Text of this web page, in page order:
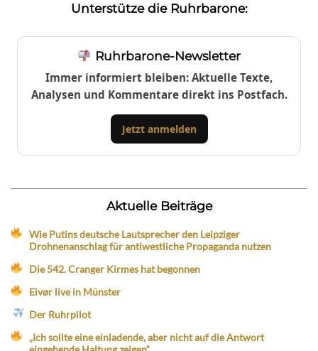
Unterstütze die Ruhrbarone:
Ruhrbarone-Newsletter
Immer informiert bleiben: Aktuelle Texte,
Analysen und Kommentare direkt ins Postfach.
Jetzt anmelden
Aktuelle Beiträge
Wie Putins deutsche Lautsprecher den Leipziger
Drohnenanschlag für antiwestliche Propaganda nutzen
Die 542. Cranger Kirmes hat begonnen
Eivør live in Münster
Der Ruhrpilot
„Ich sollte eine einladende, aber nicht auf die Antwort